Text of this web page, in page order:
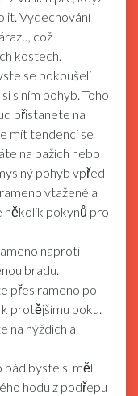
Vydechování
což
kostech.
se pokoušeli
s ním pohyb. Toho
přistanete na
mít tendenci se
na pažích nebo
pohyb vpřed
vtažené a
několik pokynů pro
naproti
bradu.
přes rameno po
protějšímu boku.
na hýždích a
pád byste si měli
hodu z podřepu